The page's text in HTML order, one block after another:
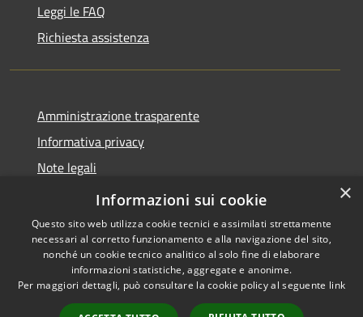
Leggi le FAQ
Richiesta assistenza
Amministrazione trasparente
Informativa privacy
Note legali
Dichiarazione di accessibilità
Accessibilità
Copyright © 2026 • Comune di
San Teodoro • Powered by
×
Informazioni sui cookie
Questo sito web utilizza cookie tecnici e assimilati strettamente
necessari al corretto funzionamento e alla navigazione del sito,
nonché un cookie tecnico analitico al solo fine di elaborare
informazioni statistiche, aggregate e anonime.
Per maggiori dettagli, può consultare la cookie policy al seguente link